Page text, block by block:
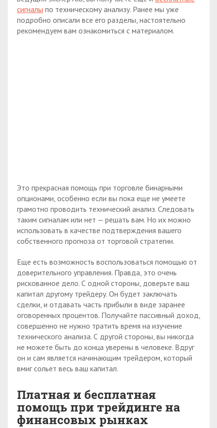
сигналы по техническому анализу. Ранее мы уже
подробно описали все его разделы, настоятельно
рекомендуем вам ознакомиться с материалом.
Это прекрасная помощь при торговле бинарными
опционами, особенно если вы пока еще не умеете
грамотно проводить технический анализ. Следовать
таким сигналам или нет — решать вам. Но их можно
использовать в качестве подтверждения вашего
собственного прогноза от торговой стратегии.
Еще есть возможность воспользоваться помощью от
доверительного управления. Правда, это очень
рискованное дело. С одной стороны, доверьте ваш
капитал другому трейдеру. Он будет заключать
сделки, и отдавать часть прибыли в виде заранее
оговоренных процентов. Получайте пассивный доход,
совершенно не нужно тратить время на изучение
технического анализа. С другой стороны, вы никогда
не можете быть до конца уверены в человеке. Вдруг
он и сам является начинающим трейдером, который
вмиг сольет весь ваш капитал.
Платная и бесплатная
помощь при трейдинге на
финансовых рынках